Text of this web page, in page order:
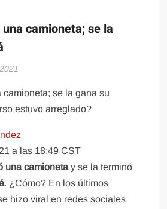
camioneta; se la
camioneta; se la gana su
estuvo arreglado?
a las 18:49 CST
una camionetay se la terminó
. ¿Cómo? En los últimos
hizo viral en redes sociales